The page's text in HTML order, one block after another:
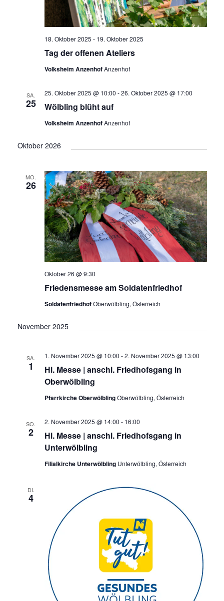
n
,
i
i
n
Tag der offenen Ateliers
18. Oktober 2025 - 19. Oktober 2025
Volksheim AnzenhofAnzenhof
SA.
25 Wölbling blüht auf
25. Oktober 2025 @ 10:00 -26. Oktober 2025 @ 17:00
Volksheim AnzenhofAnzenhof
Oktober 2026
MO.
26
Friedensmesse am Soldatenfriedhof
Oktober 26 @ 9:30
SoldatenfriedhofOberwölbling, Österreich
November 2025
SA.
1
Hl. Messe | anschl. Friedhofsgang in
Oberwölbling
1. November 2025 @ 10:00 -2. November 2025 @ 13:00
Pfarrkirche OberwölblingOberwölbling, Österreich
SO.
2
Hl. Messe | anschl. Friedhofsgang in
Unterwölbling
2. November 2025 @ 14:00 - 16:00
Filialkirche Unterwölbling Unterwölbling, Österreich
DI.
4